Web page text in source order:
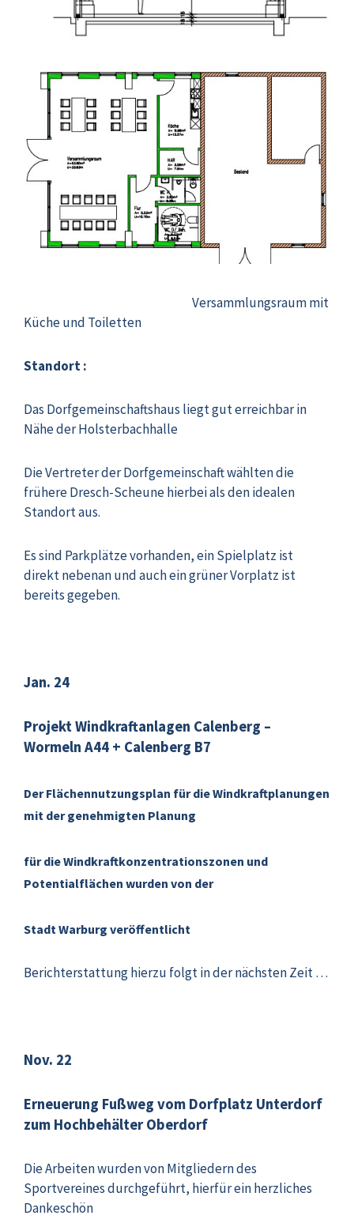
Versammlungsraum mit
Küche und Toiletten
Standort :
Das Dorfgemeinschaftshaus liegt gut erreichbar in
Nähe der Holsterbachhalle
Die Vertreter der Dorfgemeinschaft wählten die
frühere Dresch-Scheune hierbei als den idealen
Standort aus.
Es sind Parkplätze vorhanden, ein Spielplatz ist
direkt nebenan und auch ein grüner Vorplatz ist
bereits gegeben.
Jan. 24
Projekt Windkraftanlagen Calenberg –
Wormeln A44 + Calenberg B7
Der Flächennutzungsplan für die Windkraftplanungen
mit der genehmigten Planung
für die Windkraftkonzentrationszonen und
Potentialflächen wurden von der
Stadt Warburg veröffentlicht
Berichterstattung hierzu folgt in der nächsten Zeit …
Nov. 22
Erneuerung Fußweg vom Dorfplatz Unterdorf
zum Hochbehälter Oberdorf
Die Arbeiten wurden von Mitgliedern des
Sportvereines durchgeführt, hierfür ein herzliches
Dankeschön